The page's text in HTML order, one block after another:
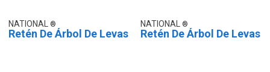
NATIONAL
Retén De Árbol De Levas
NATIONAL
Retén De Árbol De Levas